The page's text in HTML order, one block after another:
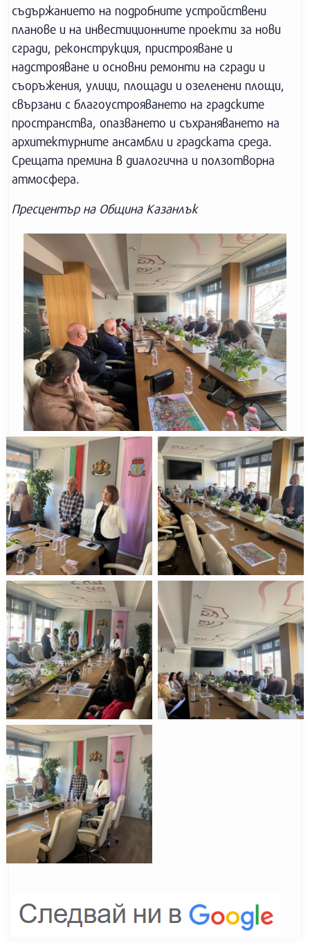
съдържанието на подробните устройствени
планове и на инвестиционните проекти за нови
сгради, реконструкция, пристрояване и
надстрояване и основни ремонти на сгради и
съоръжения, улици, площади и озеленени площи,
свързани с благоустрояването на градските
пространства, опазването и съхраняването на
архитектурните ансамбли и градската среда.
Срещата премина в диалогична и ползотворна
атмосфера.
Пресцентър на Община Казанлък